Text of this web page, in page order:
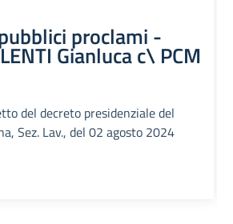
proclami -
Gianluca c\ PCM
del decreto presidenziale del
Sez. Lav., del 02 agosto 2024